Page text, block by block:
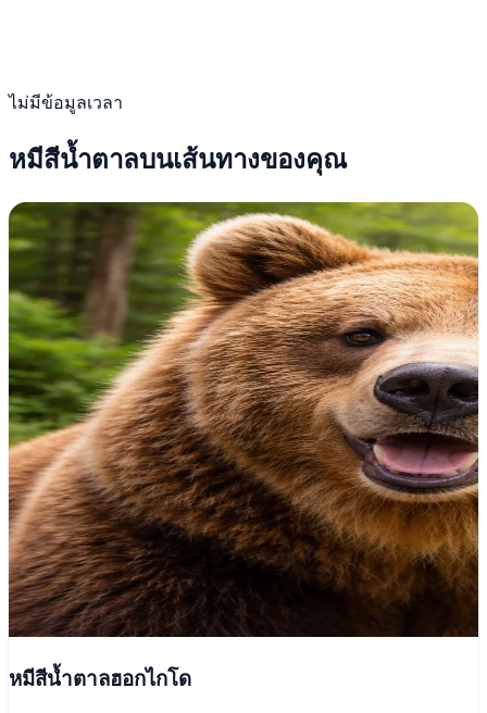
ไม่มีข้อมูลเวลา
หมีสีน้ำตาลบนเส้นทางของคุณ
หมีสีน้ำตาลฮอกไกโด